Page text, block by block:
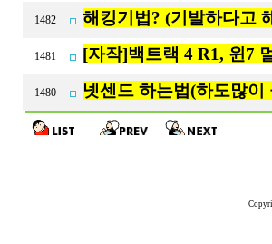
1482 해킹기법? (기발하다고
1481 [자작]백트랙 4 R1, 윈7
1480 넷센드 하는법(하도많이